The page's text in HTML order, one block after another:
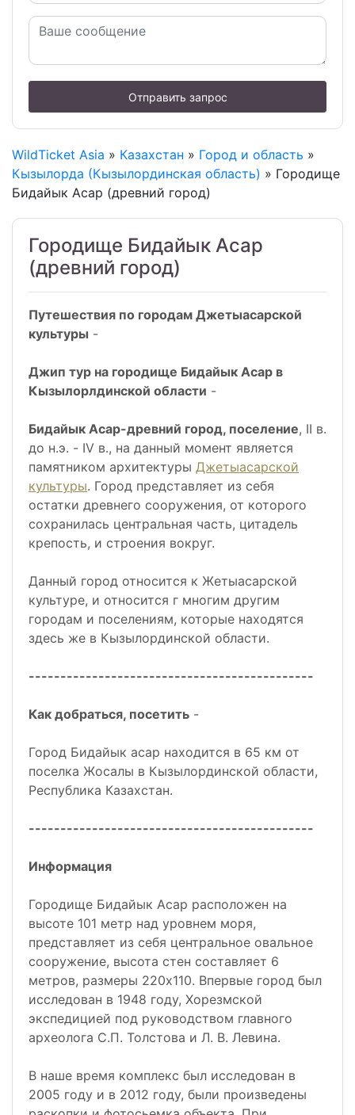
Отправить запрос
WildTicket Asia » Казахстан » Город и область »
Кызылорда (Кызылординская область) » Городище
Бидайык Асар (древний город)
Городище Бидайык Асар
(древний город)
Путешествия по городам Джетыасарской
культуры -
Джип тур на городище Бидайык Асар в
Кызылорлдинской области -
Бидайык Асар-древний город, поселение, II в.
до н.э. - IV в., на данный момент является
памятником архитектуры Джетыасарской
культуры. Город представляет из себя
остатки древнего сооружения, от которого
сохранилась центральная часть, цитадель
крепость, и строения вокруг.
Данный город относится к Жетыасарской
культуре, и относится г многим другим
городам и поселениям, которые находятся
здесь же в Кызылординской области.
---------------------------------------------
Как добраться, посетить -
Город Бидайык асар находится в 65 км от
поселка Жосалы в Кызылординской области,
Республика Казахстан.
---------------------------------------------
Информация
Городище Бидайык Асар расположен на
высоте 101 метр над уровнем моря,
представляет из себя центральное овальное
сооружение, высота стен составляет 6
метров, размеры 220х110. Впервые город был
исследован в 1948 году, Хорезмской
экспедицией под руководством главного
археолога С.П. Толстова и Л. В. Левина.
В наше время комплекс был исследован в
2005 году и в 2012 году, были произведены